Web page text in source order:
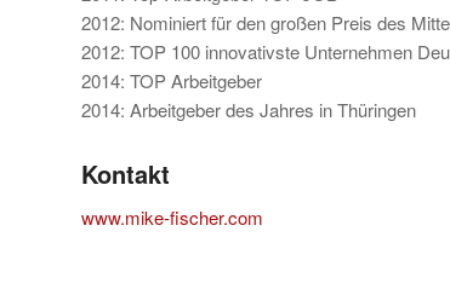
2012: Nominiert für den großen Preis des
2012: TOP 100 innovativste Unternehmen
2014: TOP Arbeitgeber
2014: Arbeitgeber des Jahres in Thüringen
Kontakt
www.mike-fischer.com